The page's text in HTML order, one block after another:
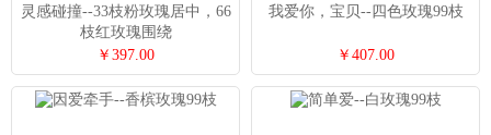
灵感碰撞--33枝粉玫瑰居中，66
枝红玫瑰围绕
￥397.00
我爱你，宝贝--四色玫瑰99枝
￥407.00